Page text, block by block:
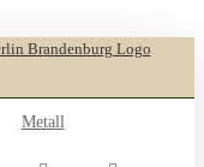
Metall